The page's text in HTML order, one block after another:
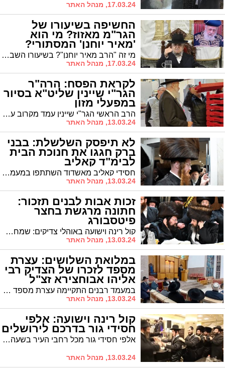
17.03.24, מנהל האתר
החשיפה בשיעורו של
הגר"מ מאזוז? מי הוא
'מאיר יוחנן' המסתורי?
מי זה "הרב מאיר יוחנן"? בשיעורו השבועי של מרן הגר"מ מאזוז במוצ"ש המועבר בלווין ברחבי העולם חשף לראשונה את שמו השני של הראשון לציון הגר"י יוסף
17.03.24, מנהל האתר
לקראת הפסח: הרה"ר
הגר"י שיינין שליט"א בסיור
במפעלי מזון
הרב הראשי הגר"י שיינין עמד מקרוב על כשרותם של מפעלי מזון הכשרים לחג הפסח
13.03.24, מנהל האתר
לא תיפסק השלשלת: בבני
ברק חגגו את חנוכת הבית
לבימ"ד קאליב
חסידי קאליב מאשדוד השתתפו במעמד חנוכת הבית וקביעת מזוזות בבית הכנסת של חסידות קאליב בבני ברק
13.03.24, מנהל האתר
זכות אבות לבנים תזכור:
חתונה מרגשת בחצר
פיטסבורג
קול רינה וישועה באוהלי צדיקים: שמחת בית פיטסבורג - אדמור"ים, רבנים ואורחים חשובים בשמחת נישואי בתו של המשפיע הרה"צ רבי יעקב לייפער שליט"א ראש ישיבות פיטסבורג, חתנו של האדמו"ר מדז'יקוב עם החתן - נכד האדמו"ר מסטריקוב ונכד גאב"ד ערלויא בני ברק
13.03.24, מנהל האתר
במלואת השלושים: עצרת
מספד לזכרו של הצדיק רבי
אליהו אבוחצירא זצ"ל
במעמד רבנים התקיימה עצרת מספד והתעוררות לזכרו של בנם של קדושים מזר"ק רבי אליהו אבוחצירא זצ"ל ב'נתיב מאיר'
13.03.24, מנהל האתר
קול רינה וישועה: אלפי
חסידי גור בדרכם לירושלים
אלפי חסידי גור מכל רחבי העיר בשעה זו בדרכם לירושלים, שם צפויה להתקיים בשעה הקרובה שמחת חתונת נכד האדמו"ר שליט"א, בנו של הרה"צ רבי שלמה צבי שליט"א מאשדוד. כל הפרטים
13.03.24, מנהל האתר